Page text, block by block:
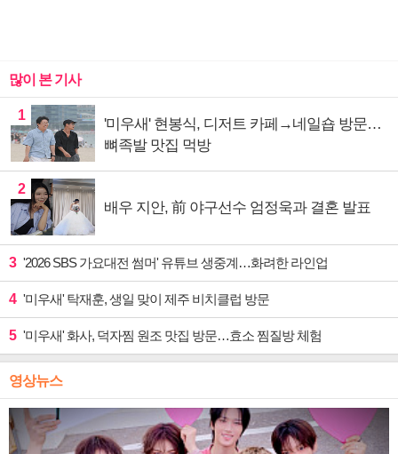
많이 본 기사
1
'미우새' 현봉식, 디저트 카페→네일숍 방문…
뼈족발 맛집 먹방
2
배우 지안, 前 야구선수 엄정욱과 결혼 발표
3 '2026 SBS 가요대전 썸머' 유튜브 생중계…화려한 라인업
4 '미우새' 탁재훈, 생일 맞이 제주 비치클럽 방문
5 '미우새' 화사, 덕자찜 원조 맛집 방문…효소 찜질방 체험
영상뉴스